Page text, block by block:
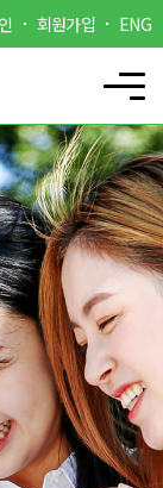
회원가입 ENG